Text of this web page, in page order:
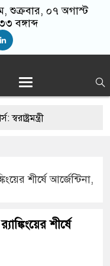
, শুক্রবার, ০৭ অগাস্ট
বঙ্গাব্দ
শীর্ষে আর্জেন্টিনা,
শীর্ষে